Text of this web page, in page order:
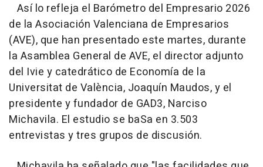
Así lo refleja el Barómetro del Empresario 2026
de la Asociación Valenciana de Empresarios
(AVE), que han presentado este martes, durante
la Asamblea General de AVE, el director adjunto
del Ivie y catedrático de Economía de la
Universitat de València, Joaquín Maudos, y el
presidente y fundador de GAD3, Narciso
Michavila. El estudio se baSa en 3.503
entrevistas y tres grupos de discusión.